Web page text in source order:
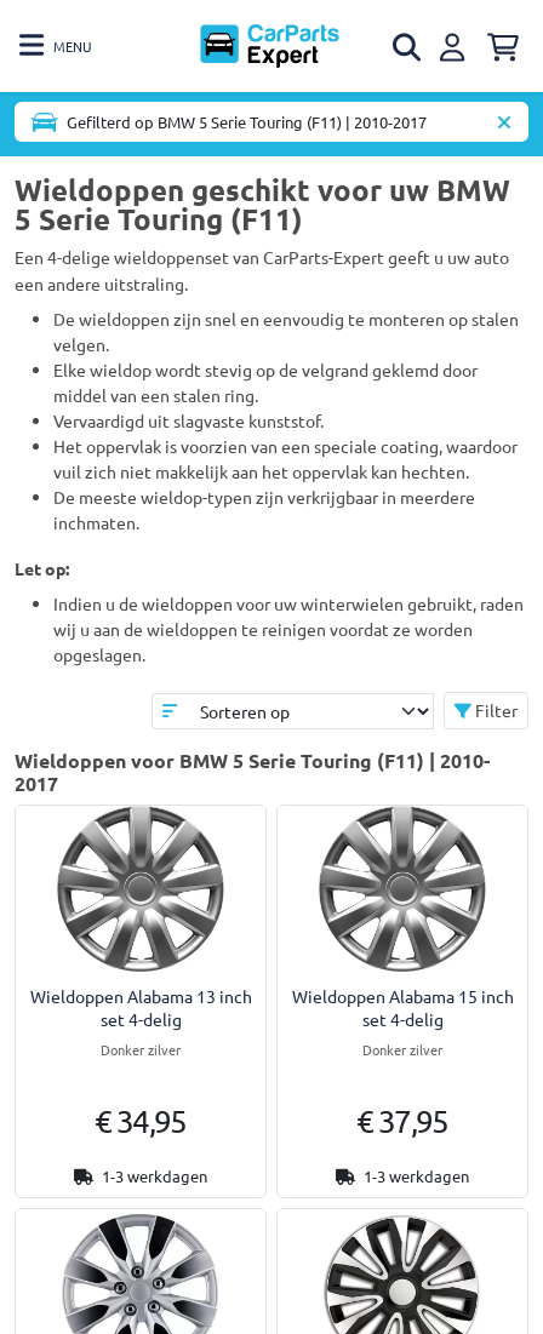
MENU
Gefilterd op BMW 5 Serie Touring (F11) | 2010-2017
Wieldoppen geschikt voor uw BMW
5 Serie Touring (F11)
Een 4-delige wieldoppenset van CarParts-Expert geeft u uw auto
een andere uitstraling.
De wieldoppen zijn snel en eenvoudig te monteren op stalen
velgen.
Elke wieldop wordt stevig op de velgrand geklemd door
middel van een stalen ring.
Vervaardigd uit slagvaste kunststof.
Het oppervlak is voorzien van een speciale coating, waardoor
vuil zich niet makkelijk aan het oppervlak kan hechten.
De meeste wieldop-typen zijn verkrijgbaar in meerdere
inchmaten.
Let op:
Indien u de wieldoppen voor uw winterwielen gebruikt, raden
wij u aan de wieldoppen te reinigen voordat ze worden
opgeslagen.
Filter
Wieldoppen voor BMW 5 Serie Touring (F11) | 2010-
2017
Wieldoppen Alabama 13 inch
set 4-delig
Donker zilver
€ 34,95
1-3 werkdagen
Wieldoppen Alabama 15 inch
set 4-delig
Donker zilver
€ 37,95
1-3 werkdagen